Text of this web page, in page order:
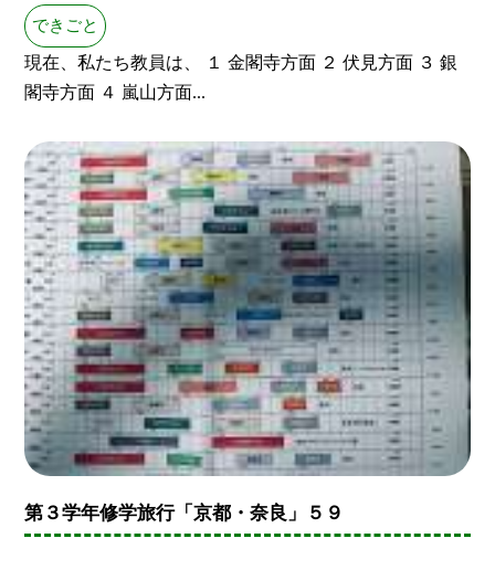
できごと
現在、私たち教員は、 １ 金閣寺方面 ２ 伏見方面 ３ 銀
閣寺方面 ４ 嵐山方面...
第３学年修学旅行「京都・奈良」５９